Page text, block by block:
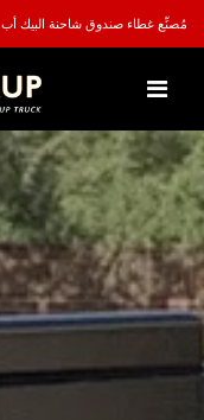
مُصنِّع غطاء صندوق شاحنة البيك أب